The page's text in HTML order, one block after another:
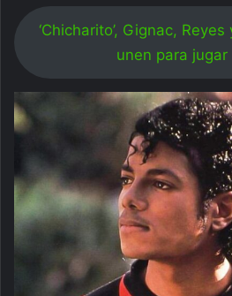
‘Chicharito’, Gignac,
unen para jugar